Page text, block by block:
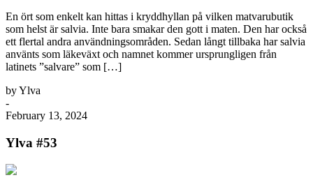
En ört som enkelt kan hittas i kryddhyllan på vilken matvarubutik
som helst är salvia. Inte bara smakar den gott i maten. Den har också
ett flertal andra användningsområden. Sedan långt tillbaka har salvia
använts som läkeväxt och namnet kommer ursprungligen från
latinets ”salvare” som […]
by Ylva
-
February 13, 2024
Ylva #53